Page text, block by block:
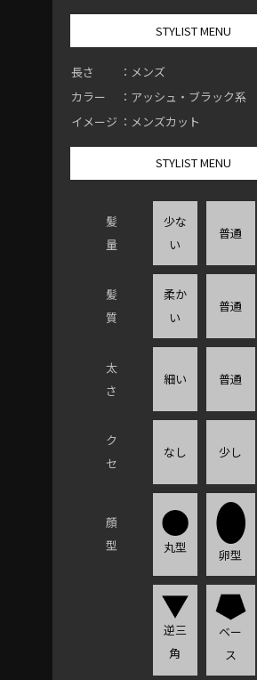
STYLIST MENU
長さ
：メンズ
カラー
：アッシュ・ブラック系
イメージ ：メンズカット
STYLIST MENU
髪
量
少な
い
普通
髪
質
柔か
い
普通
太
さ
細い 普通
ク
セ
なし 少し
顔
型
丸型 卵型
逆三
角
ベー
ス